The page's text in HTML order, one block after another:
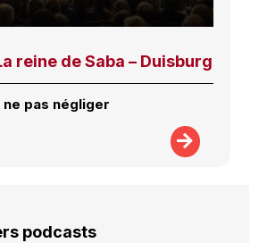
reine de Saba – Duisburg
pas négliger
podcasts